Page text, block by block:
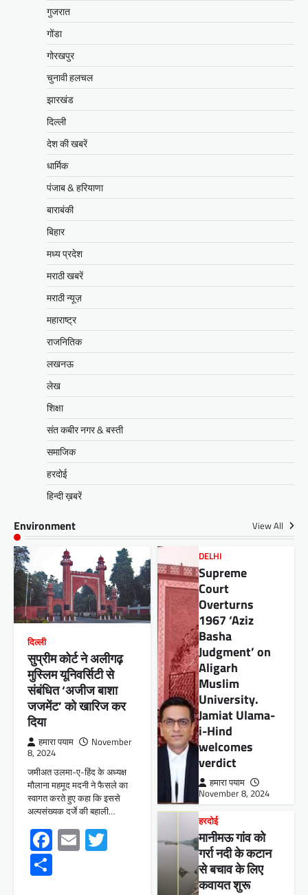
गुजरात
गोंडा
गोरखपुर
चुनावी हलचल
झारखंड
दिल्ली
देश की खबरें
धार्मिक
पंजाब & हरियाणा
बाराबंकी
बिहार
मध्य प्रदेश
मराठी खबरें
मराठी न्यूज़
महाराष्ट्र
राजनितिक
लखनऊ
लेख
शिक्षा
संत कबीर नगर & बस्ती
समाजिक
हरदोई
हिन्दी ख़बरें
Environment View All
दिल्ली
सुप्रीम कोर्ट ने अलीगढ़
मुस्लिम यूनिवर्सिटी से
संबंधित ‘अजीज बाशा
जजमेंट’ को खारिज कर
दिया
हमारा पयाम
November
8, 2024
जमीअत उलमा-ए-हिंद के अध्यक्ष
मौलाना महमूद मदनी ने फैसले का
स्वागत करते हुए कहा कि इससे
अल्पसंख्यक दर्जे की बहाली…
Facebook
Email Twitter
DELHI
Supreme
Court
Overturns
1967 ‘Aziz
Basha
Judgment’ on
Aligarh
Muslim
University.
Jamiat Ulama-
i-Hind
welcomes
verdict
हमारा पयाम
November 8, 2024
हरदोई
मानीमऊ गांव को
गर्रा नदी के कटान
से बचाव के लिए
कवायत शुरू